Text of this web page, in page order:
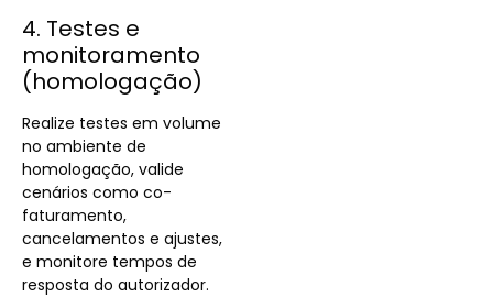
4. Testes e
monitoramento
(homologação)
Realize testes em volume
no ambiente de
homologação, valide
cenários como co-
faturamento,
cancelamentos e ajustes,
e monitore tempos de
resposta do autorizador.